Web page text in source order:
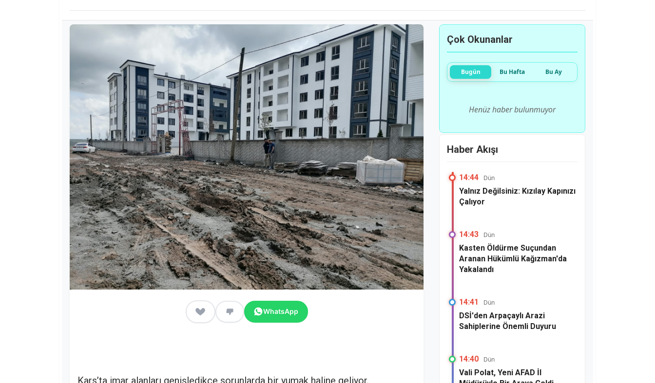
WhatsApp
Kars’ta imar alanları genişledikçe sorunlarda bir yumak haline geliyor.
Çok Okunanlar
Bugün Bu Hafta Bu Ay
Henüz haber bulunmuyor
Haber Akışı
14:44 Dün
Yalnız Değilsiniz: Kızılay Kapınızı
Çalıyor
14:43 Dün
Kasten Öldürme Suçundan
Aranan Hükümlü Kağızman'da
Yakalandı
14:41 Dün
DSİ'den Arpaçaylı Arazi
Sahiplerine Önemli Duyuru
14:40 Dün
Vali Polat, Yeni AFAD İl